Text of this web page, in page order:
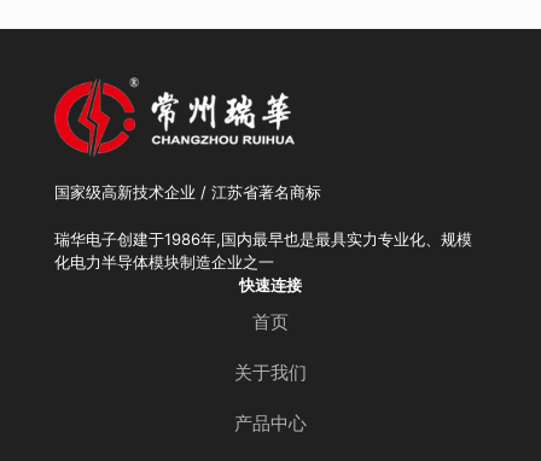
国家级高新技术企业 / 江苏省著名商标
瑞华电子创建于1986年,国内最早也是最具实力专业化、规模
化电力半导体模块制造企业之一
快速连接
首页
关于我们
产品中心